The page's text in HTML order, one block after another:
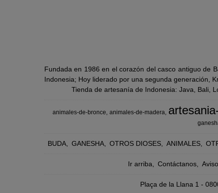
Fundada en 1986 en el corazón del casco antiguo de
Indonesia; Hoy liderado por una segunda generación,
Tienda de artesanía de Indonesia: Java, Bali,
animales-de-bronce animales-de-madera
BUDA GANESHA OTROS DIOSES ANIMALES
Ir arriba Contáctanos
Plaça de la Llana 1 -